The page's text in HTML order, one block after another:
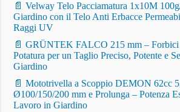
📄 Velway Telo Pacciamatura 1x10M
Giardino con il Telo Anti Erbacce
Raggi UV
📄 GRÜNTEK FALCO 215 mm – Forbici
Potatura per un Taglio Preciso, Potente e
Giardino
📄 Mototrivella a Scoppio DEMON 62cc
Ø100/150/200 mm e Prolunga – Potenza
Lavoro in Giardino